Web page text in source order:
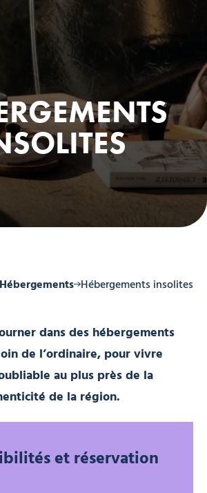
Hébergements Hébergements insolites
dans des hébergements
de l’ordinaire, pour vivre
au plus près de la
de la région.
et réservation